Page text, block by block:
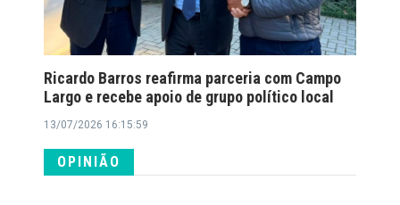
Ricardo Barros reafirma parceria com Campo
Largo e recebe apoio de grupo político local
13/07/2026 16:15:59
OPINIÃO